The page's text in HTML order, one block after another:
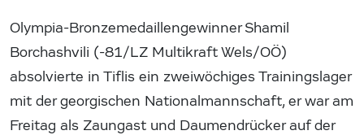
Olympia-Bronzemedaillengewinner Shamil
Borchashvili (-81/LZ Multikraft Wels/OÖ)
absolvierte in Tiflis ein zweiwöchiges Trainingslager
mit der georgischen Nationalmannschaft, er war am
Freitag als Zaungast und Daumendrücker auf der